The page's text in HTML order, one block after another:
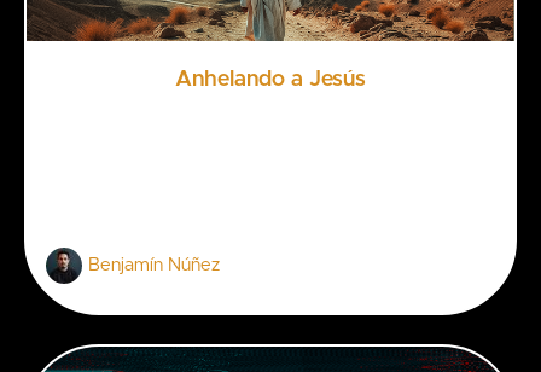
Anhelando a Jesús
Benjamín Núñez